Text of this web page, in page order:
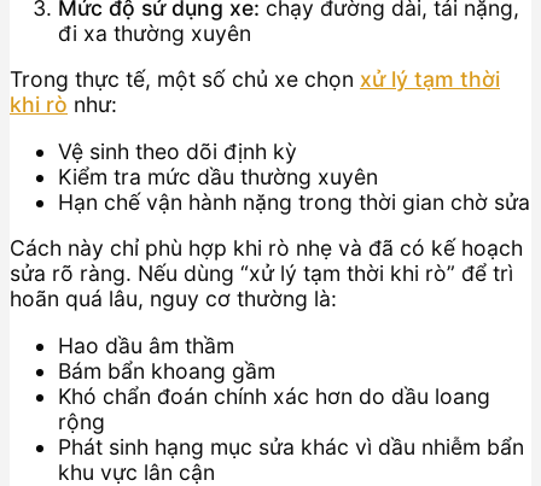
Mức độ sử dụng xe: chạy đường dài, tải nặng,
đi xa thường xuyên
Trong thực tế, một số chủ xe chọn xử lý tạm thời
khi rò như:
Vệ sinh theo dõi định kỳ
Kiểm tra mức dầu thường xuyên
Hạn chế vận hành nặng trong thời gian chờ sửa
Cách này chỉ phù hợp khi rò nhẹ và đã có kế hoạch
sửa rõ ràng. Nếu dùng “xử lý tạm thời khi rò” để trì
hoãn quá lâu, nguy cơ thường là:
Hao dầu âm thầm
Bám bẩn khoang gầm
Khó chẩn đoán chính xác hơn do dầu loang
rộng
Phát sinh hạng mục sửa khác vì dầu nhiễm bẩn
khu vực lân cận